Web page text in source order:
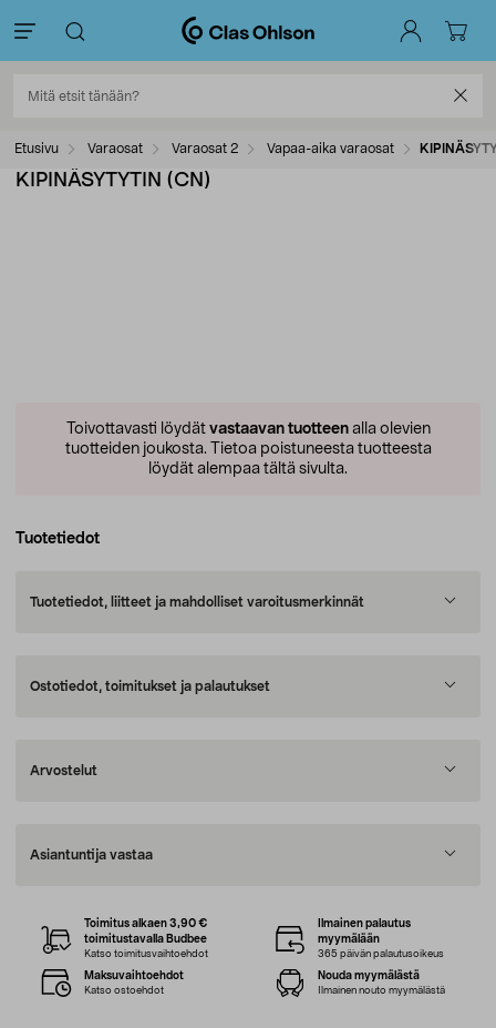
Etusivu Varaosat Varaosat 2 Vapaa-aika varaosat
KIPINÄSYTYTIN (CN)
Toivottavasti löydät vastaavan tuotteenalla olevien
tuotteiden joukosta. Tietoa poistuneesta tuotteesta
löydät alempaa tältä sivulta.
Tuotetiedot
Tuotetiedot, liitteet ja mahdolliset varoitusmerkinnät
Ostotiedot, toimitukset ja palautukset
Arvostelut
Asiantuntija vastaa
Toimitus alkaen 3,90 €
toimitustavalla Budbee
Katso toimitusvaihtoehdot
Ilmainen palautus
myymälään
365 päivän palautusoikeus
Maksuvaihtoehdot
Katso ostoehdot
Nouda myymälästä
Ilmainen nouto myymälästä